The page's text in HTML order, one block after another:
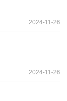
2024-11-26
2024-11-26